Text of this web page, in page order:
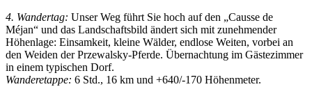
4. Wandertag: Unser Weg führt Sie hoch auf den „Causse de
Méjan“ und das Landschaftsbild ändert sich mit zunehmender
Höhenlage: Einsamkeit, kleine Wälder, endlose Weiten, vorbei an
den Weiden der Przewalsky-Pferde. Übernachtung im Gästezimmer
in einem typischen Dorf.
Wanderetappe: 6 Std., 16 km und +640/-170 Höhenmeter.